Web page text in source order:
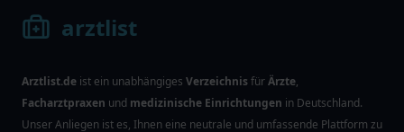
arztlist
Arztlist.de ist ein unabhängiges VerzeichnisfürÄrzte,
Facharztpraxen und medizinische Einrichtungen in Deutschland.
Unser Anliegen ist es, Ihnen eine neutrale und umfassende Plattform zu